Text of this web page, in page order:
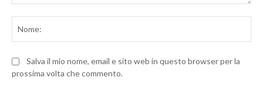
Salva il mio nome, email e sito web in questo browser per la
prossima volta che commento.